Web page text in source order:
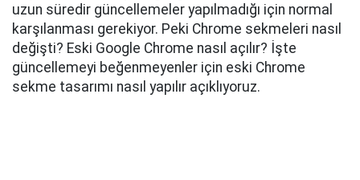
uzun süredir güncellemeler yapılmadığı için normal
karşılanması gerekiyor. Peki Chrome sekmeleri nasıl
değişti? Eski Google Chrome nasıl açılır? İşte
güncellemeyi beğenmeyenler için eski Chrome
sekme tasarımı nasıl yapılır açıklıyoruz.